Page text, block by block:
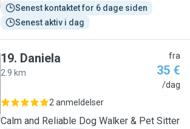
Senest kontaktet for 6 dage siden
Senest aktiv i dag
19. Daniela
2.9 km
fra
35 €
/dag
2 anmeldelser
Calm and Reliable Dog Walker & Pet Sitter